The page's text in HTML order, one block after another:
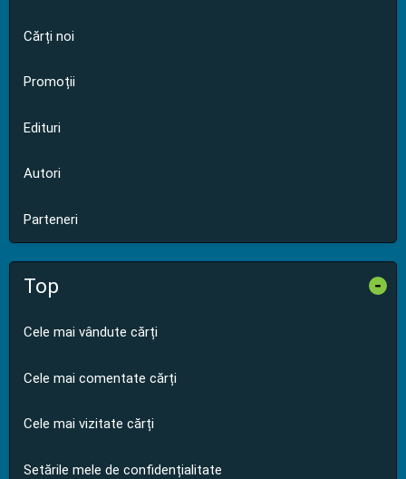
Cărți noi
Promoții
Edituri
Autori
Parteneri
Top -
Cele mai vândute cărți
Cele mai comentate cărți
Cele mai vizitate cărți
Setările mele de confidențialitate